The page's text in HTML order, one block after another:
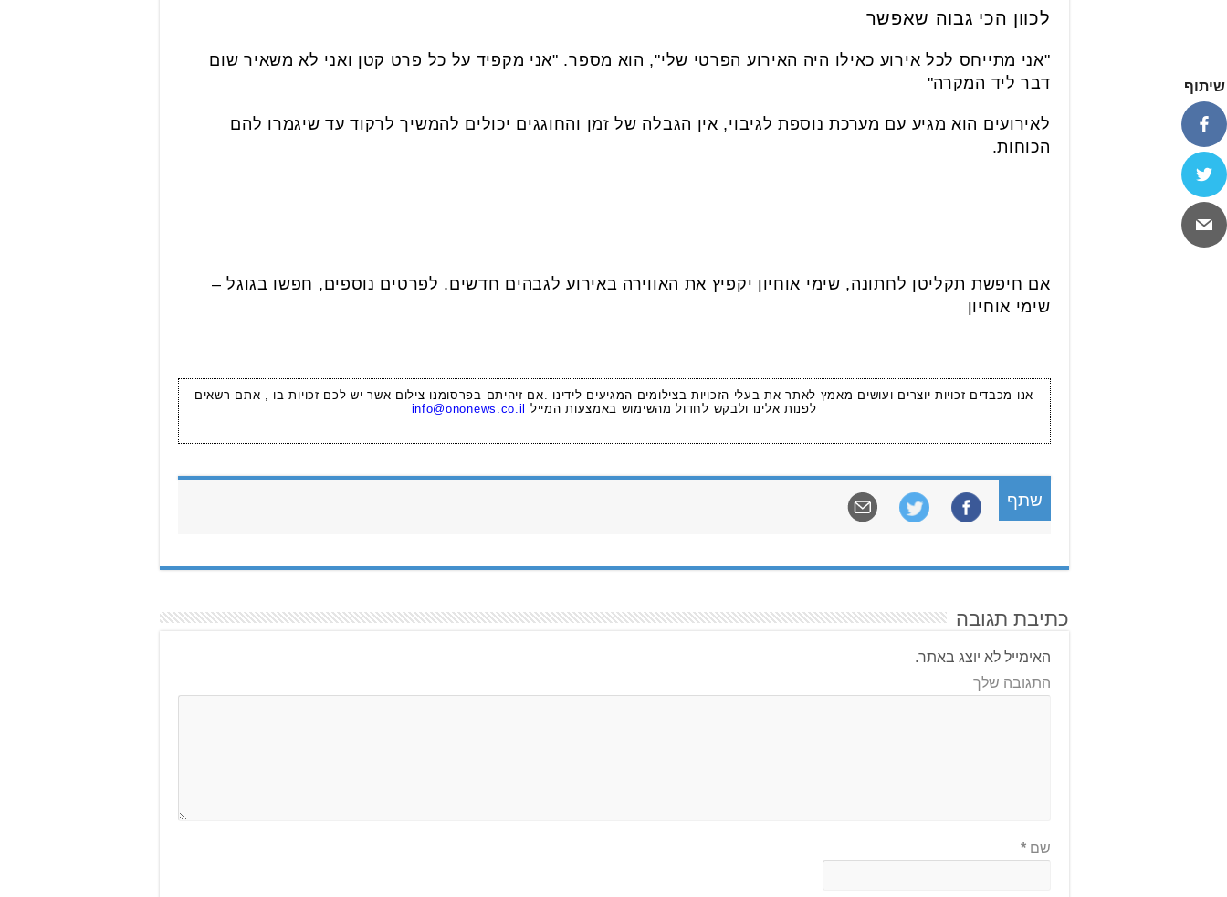
לכוון הכי גבוה שאפשר
"אני מתייחס לכל אירוע כאילו היה האירוע הפרטי שלי", הוא מספר. "אני מקפיד על כל פרט קטן ואני לא משאיר שום
דבר ליד המקרה"
לאירועים הוא מגיע עם מערכת נוספת לגיבוי, אין הגבלה של זמן והחוגגים יכולים להמשיך לרקוד עד שיגמרו להם
הכוחות.
אם חיפשת תקליטן לחתונה, שימי אוחיון יקפיץ את האווירה באירוע לגבהים חדשים. לפרטים נוספים, חפשו בגוגל –
שימי אוחיון
אנו מכבדים זכויות יוצרים ועושים מאמץ לאתר את בעלי הזכויות בצילומים המגיעים לידינו .אם זיהיתם בפרסומנו צילום אשר יש לכם זכויות בו , אתם רשאים
לפנות אלינו ולבקש לחדול מהשימוש באמצעות המייל
info@ononews.co.il
שתף
כתיבת תגובה
האימייל לא יוצג באתר.
התגובה שלך
שם*
שיתוף